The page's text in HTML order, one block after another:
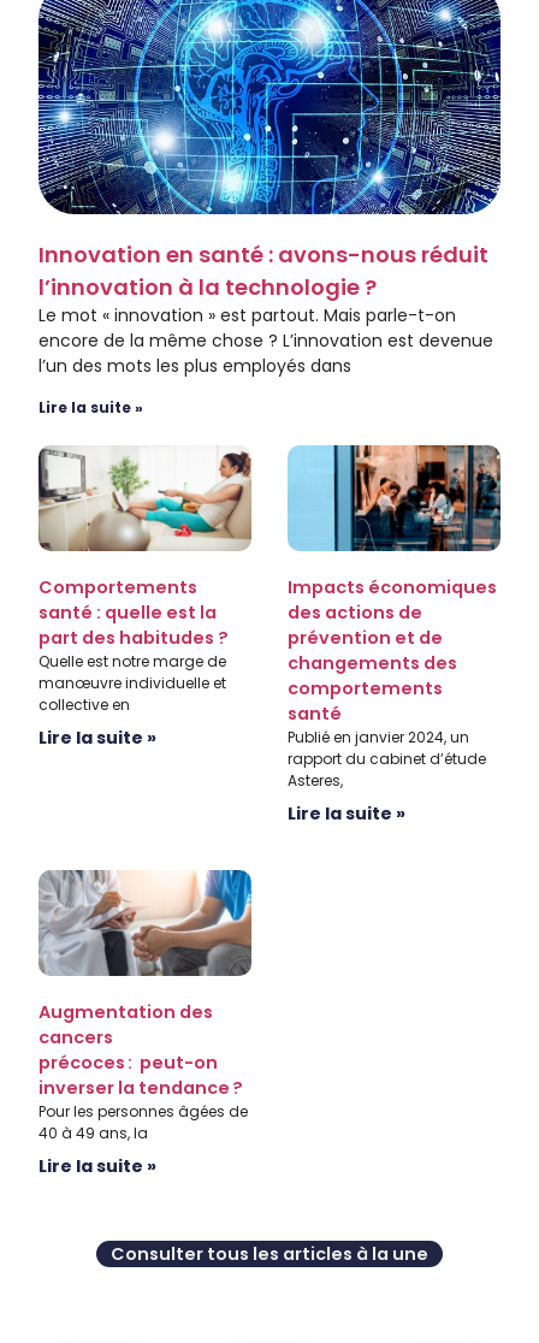
Innovation en santé : avons-nous réduit
l’innovation à la technologie ?
Le mot « innovation » est partout. Mais parle-t-on
encore de la même chose ? L’innovation est devenue
l’un des mots les plus employés dans
Lire la suite »
Comportements
santé : quelle est la
part des habitudes ?
Quelle est notre marge de
manœuvre individuelle et
collective en
Lire la suite »
Impacts économiques
des actions de
prévention et de
changements des
comportements
santé
Publié en janvier 2024, un
rapport du cabinet d’étude
Asteres,
Lire la suite »
Augmentation des
cancers
précoces : peut-on
inverser la tendance ?
Pour les personnes âgées de
40 à 49 ans, la
Lire la suite »
Consulter tous les articles à la une